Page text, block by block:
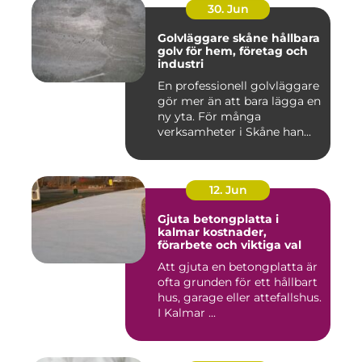
30. Jun
Golvläggare skåne hållbara
golv för hem, företag och
industri
En professionell golvläggare
gör mer än att bara lägga en
ny yta. För många
verksamheter i Skåne han...
12. Jun
Gjuta betongplatta i
kalmar kostnader,
förarbete och viktiga val
Att gjuta en betongplatta är
ofta grunden för ett hållbart
hus, garage eller attefallshus.
I Kalmar ...